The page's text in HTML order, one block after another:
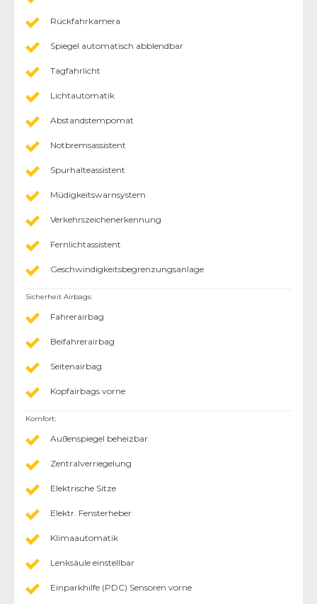
Rückfahrkamera
Spiegel automatisch abblendbar
Tagfahrlicht
Lichtautomatik
Abstandstempomat
Notbremsassistent
Spurhalteassistent
Müdigkeitswarnsystem
Verkehrszeichenerkennung
Fernlichtassistent
Geschwindigkeitsbegrenzungsanlage
Sicherheit Airbags:
Fahrerairbag
Beifahrerairbag
Seitenairbag
Kopfairbags vorne
Komfort:
Außenspiegel beheizbar
Zentralverriegelung
Elektrische Sitze
Elektr. Fensterheber
Klimaautomatik
Lenksäule einstellbar
Einparkhilfe (PDC) Sensoren vorne